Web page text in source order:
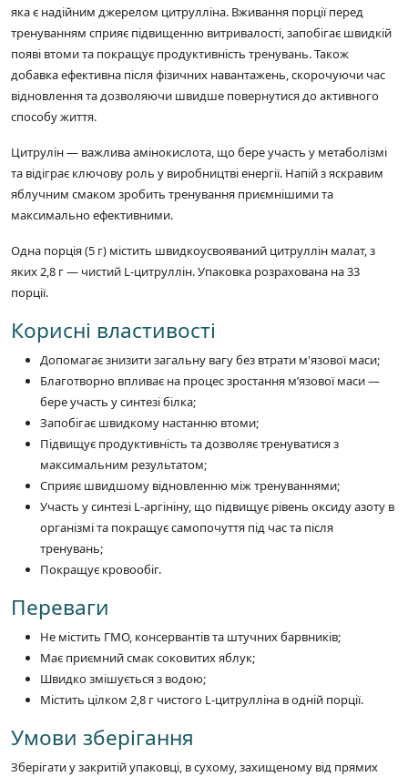
яка є надійним джерелом цитрулліна. Вживання порції перед
тренуванням сприяє підвищенню витривалості, запобігає швидкій
появі втоми та покращує продуктивність тренувань. Також
добавка ефективна після фізичних навантажень, скорочуючи час
відновлення та дозволяючи швидше повернутися до активного
способу життя.
Цитрулін — важлива амінокислота, що бере участь у метаболізмі
та відіграє ключову роль у виробництві енергії. Напій з яскравим
яблучним смаком зробить тренування приємнішими та
максимально ефективними.
Одна порція (5 г) містить швидкоусвояваний цитруллін малат, з
яких 2,8 г — чистий L-цитруллін. Упаковка розрахована на 33
порції.
Корисні властивості
Допомагає знизити загальну вагу без втрати м'язової маси;
Благотворно впливає на процес зростання м’язової маси —
бере участь у синтезі білка;
Запобігає швидкому настанню втоми;
Підвищує продуктивність та дозволяє тренуватися з
максимальним результатом;
Сприяє швидшому відновленню між тренуваннями;
Участь у синтезі L-аргініну, що підвищує рівень оксиду азоту в
організмі та покращує самопочуття під час та після
тренувань;
Покращує кровообіг.
Переваги
Не містить ГМО, консервантів та штучних барвників;
Має приємний смак соковитих яблук;
Швидко змішується з водою;
Містить цілком 2,8 г чистого L-цитрулліна в одній порції.
Умови зберігання
Зберігати у закритій упаковці, в сухому, захищеному від прямих